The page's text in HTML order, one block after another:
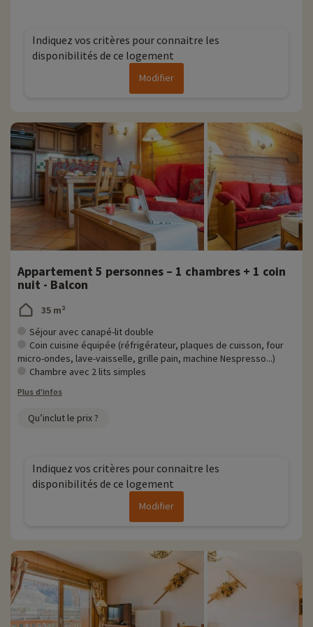
Indiquez vos critères pour connaitre les
disponibilités de ce logement
Modifier
Appartement 5 personnes – 1 chambres + 1 coin
nuit - Balcon
35 m²
Séjour avec canapé-lit double
Coin cuisine équipée (réfrigérateur, plaques de cuisson, four
micro-ondes, lave-vaisselle, grille pain, machine Nespresso...)
Chambre avec 2 lits simples
Plus d'infos
Qu’inclut le prix ?
Indiquez vos critères pour connaitre les
disponibilités de ce logement
Modifier